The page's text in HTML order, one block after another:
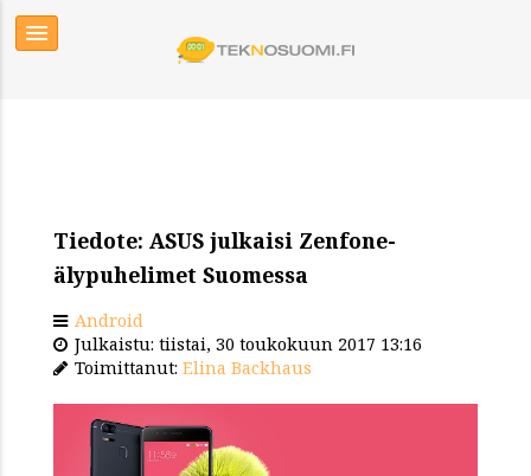
Tiedote: ASUS julkaisi Zenfone-
älypuhelimet Suomessa
Android
Julkaistu: tiistai, 30 toukokuun 2017 13:16
Toimittanut: Elina Backhaus